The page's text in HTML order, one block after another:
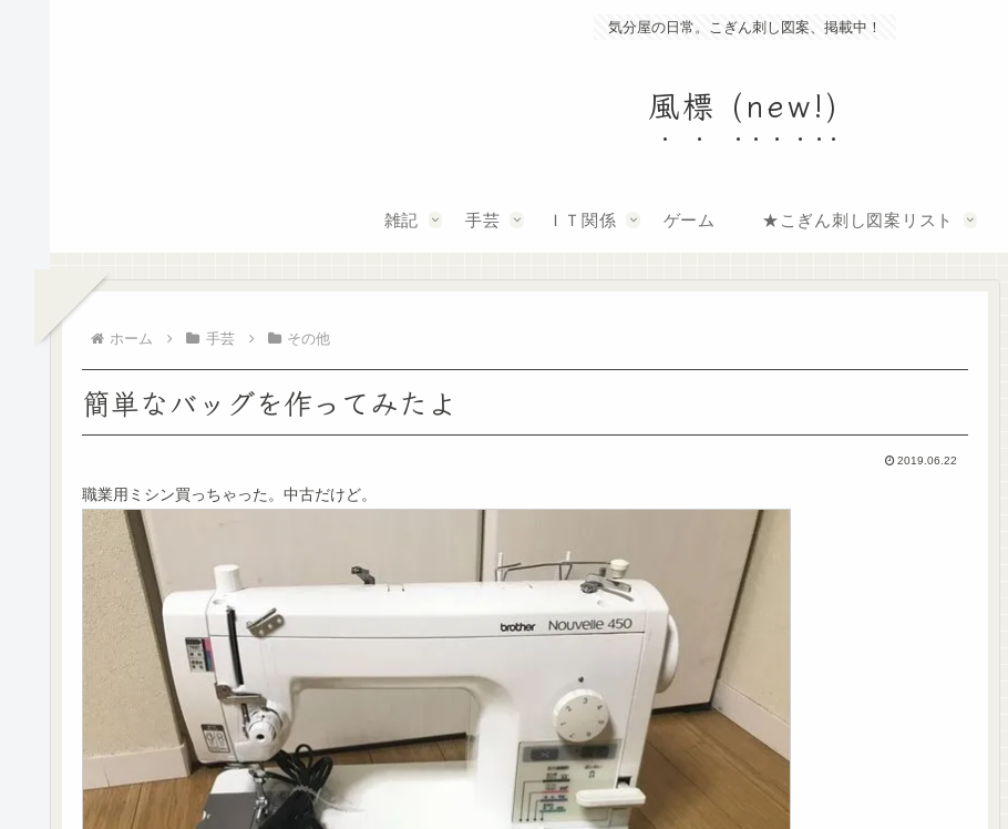
気分屋の日常。こぎん刺し図案、掲載中！
風標 (new!)
雑記 手芸 ＩＴ関係 ゲーム ★こぎん刺し図案リスト
ホーム 手芸 その他
簡単なバッグを作ってみたよ
2019.06.22
職業用ミシン買っちゃった。中古だけど。